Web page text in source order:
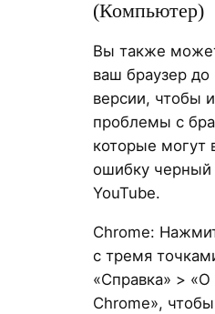
(Компьютер)
Вы также
ваш браузер до
версии, чтобы
проблемы с
которые могут
ошибку черный
YouTube.
Chrome:
с тремя
«Справка» > «О
Chrome», чтобы